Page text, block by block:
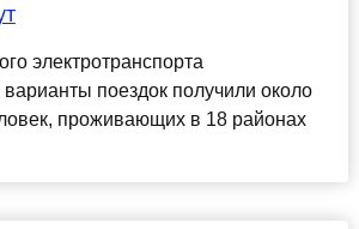
электротранспорта
поездок получили около
проживающих в 18 районах